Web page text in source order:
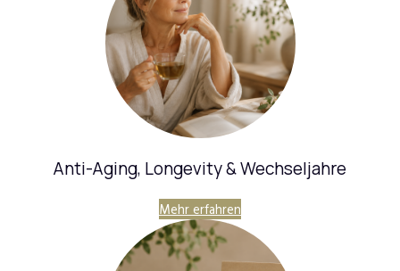
Anti-Aging, Longevity & Wechseljahre
Mehr erfahren